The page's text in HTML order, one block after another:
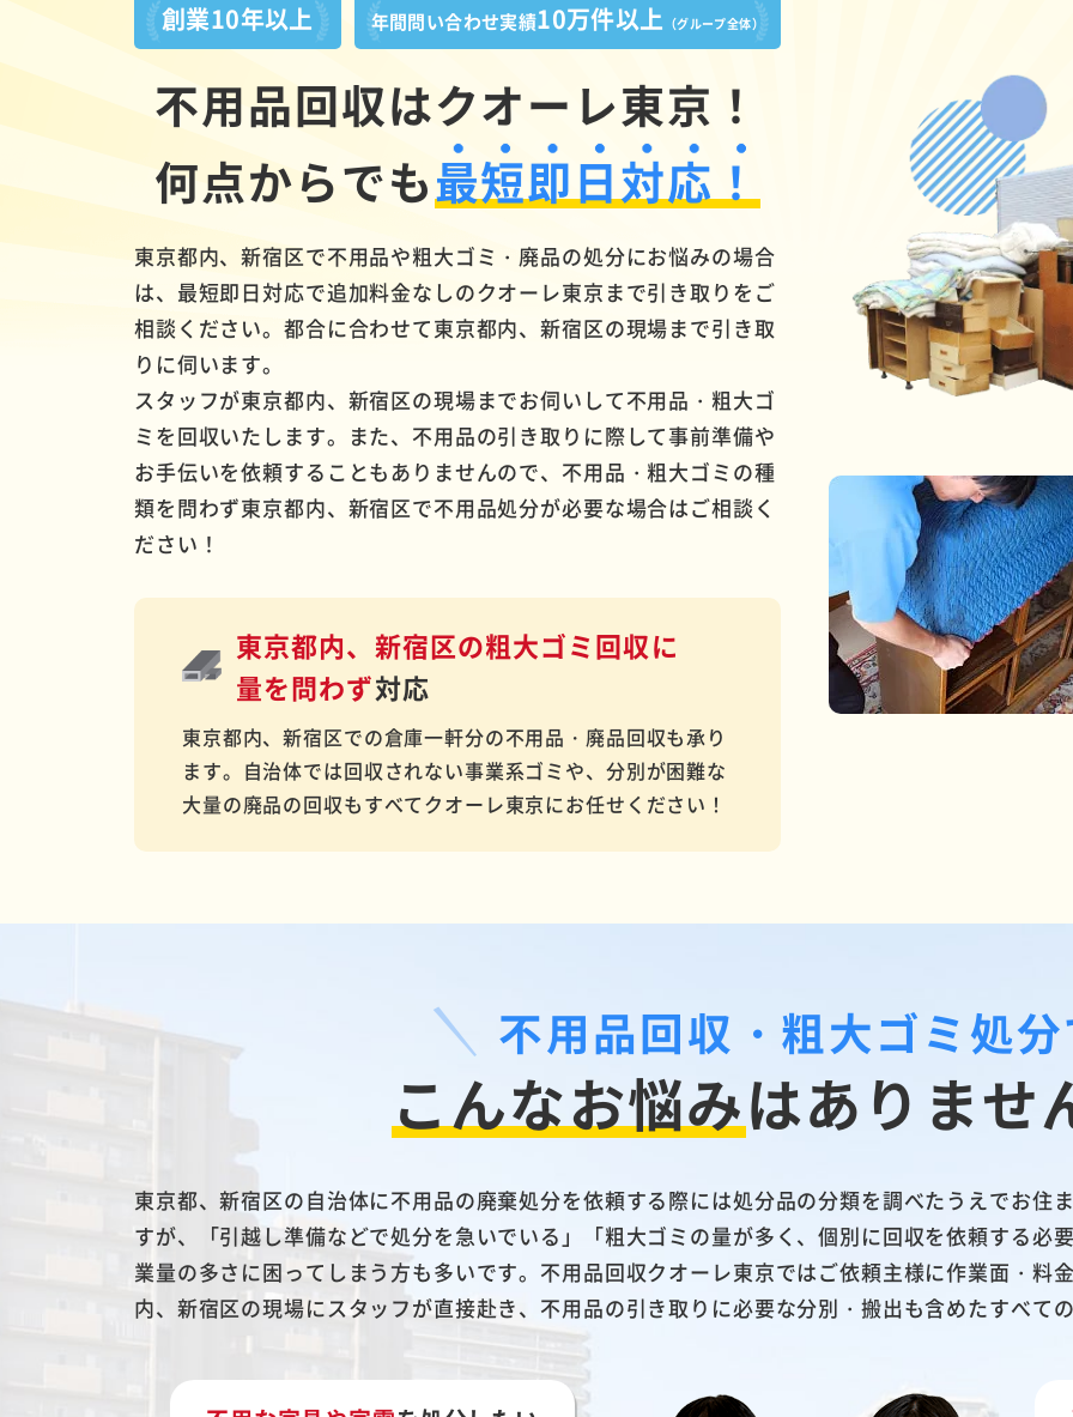
創業10年以上 年間問い合わせ実績10万件以上 （グループ全体）
不用品回収はクオーレ東京！
何点からでも最短即日対応！
東京都内、新宿区で不用品や粗大ゴミ・廃品の処分にお悩みの場合
は、最短即日対応で追加料金なしのクオーレ東京まで引き取りをご
相談ください。都合に合わせて東京都内、新宿区の現場まで引き取
りに伺います。
スタッフが東京都内、新宿区の現場までお伺いして不用品・粗大ゴ
ミを回収いたします。また、不用品の引き取りに際して事前準備や
お手伝いを依頼することもありませんので、不用品・粗大ゴミの種
類を問わず東京都内、新宿区で不用品処分が必要な場合はご相談く
ださい！
東京都内、新宿区の粗大ゴミ回収に
量を問わず対応
東京都内、新宿区での倉庫一軒分の不用品・廃品回収も承り
ます。自治体では回収されない事業系ゴミや、分別が困難な
大量の廃品の回収もすべてクオーレ東京にお任せください！
不用品回収・粗大ゴミ処
こんなお悩みはありませ
東京都、新宿区の自治体に不用品の廃棄処分を依頼する際には処分品の分類を調べたうえでお住
すが、「引越し準備などで処分を急いでいる」「粗大ゴミの量が多く、個別に回収を依頼する必
業量の多さに困ってしまう方も多いです。不用品回収クオーレ東京ではご依頼主様に作業面・料
内、新宿区の現場にスタッフが直接赴き、不用品の引き取りに必要な分別・搬出も含めたすべて